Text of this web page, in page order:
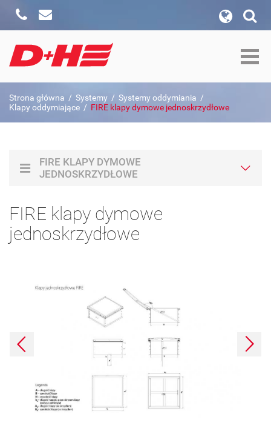
Formularz wyszukiwania
wyszukiwanie w witrynie
Strona główna / Systemy / Systemy oddymiania /
Klapy oddymiające / FIRE klapy dymowe jednoskrzydłowe
FIRE KLAPY DYMOWE
JEDNOSKRZYDŁOWE
FIRE klapy dymowe
jednoskrzydłowe